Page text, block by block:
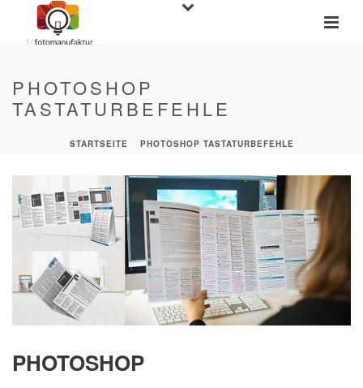
PHOTOSHOP
TASTATURBEFEHLE
STARTSEITE PHOTOSHOP TASTATURBEFEHLE
PHOTOSHOP